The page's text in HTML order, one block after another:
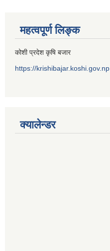
महत्वपूर्ण लिङ्क
कोशी प्रदेश कृषि बजार
https://krishibajar.koshi.gov.np
क्यालेन्डर